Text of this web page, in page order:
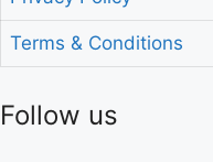
Terms & Conditions
Follow us